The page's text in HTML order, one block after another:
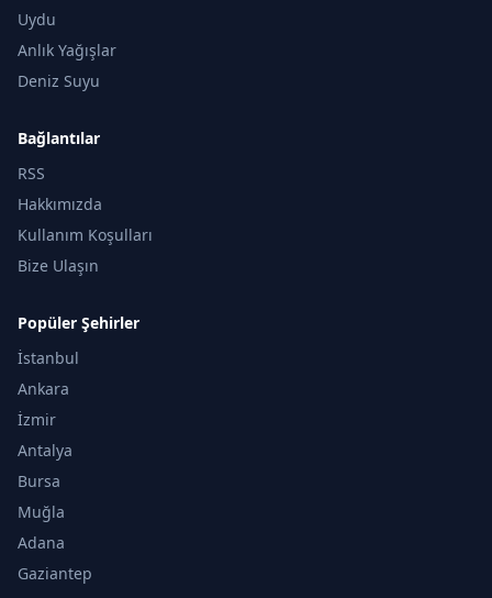
Uydu
Anlık Yağışlar
Deniz Suyu
Bağlantılar
RSS
Hakkımızda
Kullanım Koşulları
Bize Ulaşın
Popüler Şehirler
İstanbul
Ankara
İzmir
Antalya
Bursa
Muğla
Adana
Gaziantep